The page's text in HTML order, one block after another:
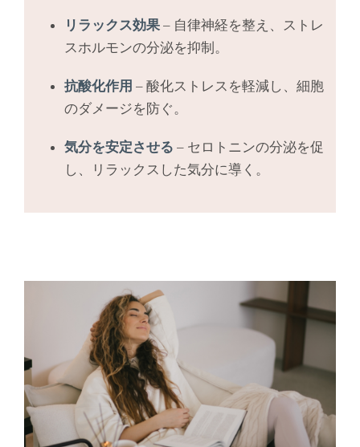
リラックス効果– 自律神経を整え、ストレ
スホルモンの分泌を抑制。
抗酸化作用 – 酸化ストレスを軽減し、細胞
のダメージを防ぐ。
気分を安定させる – セロトニンの分泌を促
し、リラックスした気分に導く。